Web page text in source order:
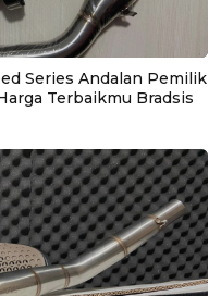
Series Andalan Pemilik
Terbaikmu Bradsis